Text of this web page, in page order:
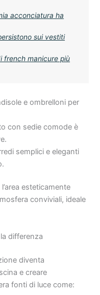
acconciatura ha
sui vestiti
french manicure più
e ombrelloni per
con sedie comode è
semplici e eleganti
esteticamente
conviviali, ideale
differenza
diventa
e creare
fonti di luce come: